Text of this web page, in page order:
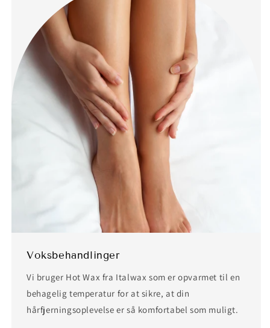
Voksbehandlinger
Vi bruger Hot Wax fra Italwax som er opvarmet til en
behagelig temperatur for at sikre, at din
hårfjerningsoplevelse er så komfortabel som muligt.